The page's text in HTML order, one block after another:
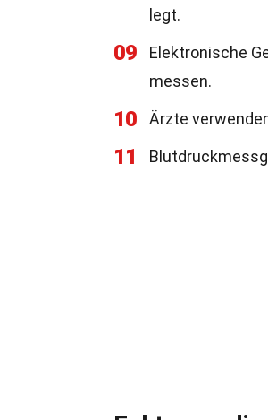
legt.
09
Elektronische
messen.
10 Ärzte
11